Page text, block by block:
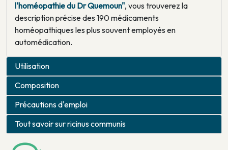
l'homéopathie du Dr Quemoun", vous trouverez la
description précise des 190 médicaments
homéopathiques les plus souvent employés en
automédication.
Utilisation
Composition
Précautions d'emploi
Tout savoir sur ricinus communis